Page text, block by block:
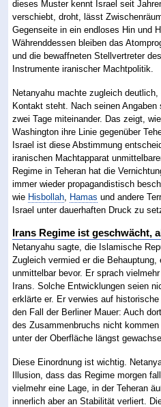
dieses Muster kennt Israel seit
verschiebt, droht, lässt
Gegenseite in ein endloses Hin und
Währenddessen bleiben das
und die bewaffneten Stellvertreter
Instrumente iranischer Machtpolitik.
Netanyahu machte zugleich
Kontakt steht. Nach seinen Angaben
zwei Tage miteinander. Das zeigt,
Washington ihre Linie gegenüber
Israel ist diese Abstimmung
iranischen Machtapparat
Regime in Teheran hat die
immer wieder propagandistisch
wie Hisbollah Hamas und andere
Israel unter dauerhaften Druck zu
Irans Regime ist geschwächt,
Netanyahu sagte, die Islamische
Zugleich vermied er die
unmittelbar bevor. Er sprach
Irans. Solche Entwicklungen seien
erklärte er. Er verwies auf
den Fall der Berliner Mauer: Auch
des Zusammenbruchs nicht
unter der Oberfläche längst
Diese Einordnung ist wichtig.
Illusion, dass das Regime morgen
vielmehr eine Lage, in der Teheran
innerlich aber an Stabilität verliert.